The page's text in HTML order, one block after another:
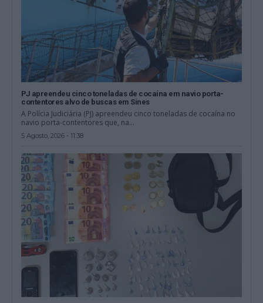
PJ apreendeu cinco toneladas de cocaína em navio porta-
contentores alvo de buscas em Sines
A Polícia Judiciária (PJ) apreendeu cinco toneladas de cocaína no
navio porta-contentores que, na...
5 Agosto, 2026 - 11:38